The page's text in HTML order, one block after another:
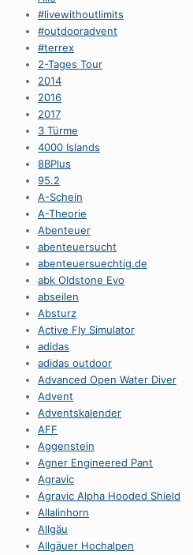
#livewithoutlimits
#outdooradvent
#terrex
2-Tages Tour
2014
2016
2017
3 Türme
4000 Islands
8BPlus
95.2
A-Schein
A-Theorie
Abenteuer
abenteuersucht
abenteuersuechtig.de
abk Oldstone Evo
abseilen
Absturz
Active Fly Simulator
adidas
adidas outdoor
Advanced Open Water Diver
Advent
Adventskalender
AFF
Aggenstein
Agner Engineered Pant
Agravic
Agravic Alpha Hooded Shield
Allalinhorn
Allgäu
Allgäuer Hochalpen